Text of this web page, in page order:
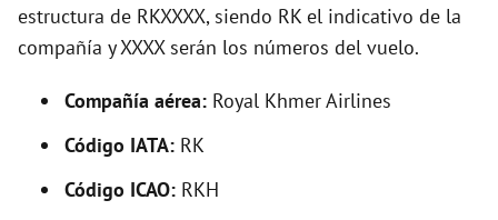
o
estructura de RKXXXX, siendo RK el indicativo de la
compañía y XXXX serán los números del vuelo.
Compañía aérea: Royal Khmer Airlines
Código IATA: RK
Código ICAO: RKH